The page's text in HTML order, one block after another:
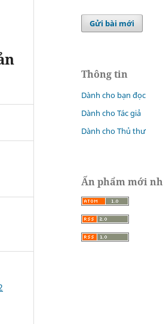
Gửi bài mới
Thông tin
Dành cho bạn đọc
Dành cho Tác giả
Dành cho Thủ thư
Ấn phẩm mới